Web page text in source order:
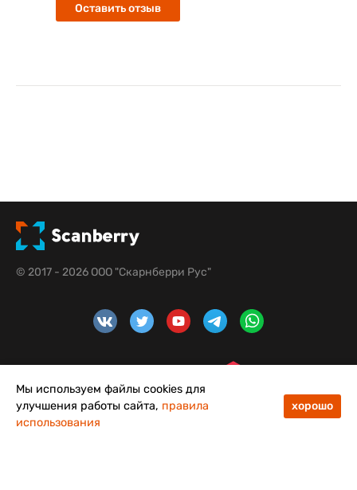
Оставить отзыв
© 2017 - 2026 ООО "Скарнберри Рус"
48
Мы используем файлы cookies для
улучшения работы сайта, правила
использования
хорошо